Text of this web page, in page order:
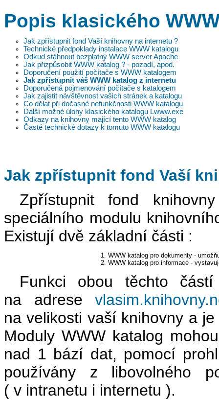
Popis klasického
Jak zpřístupnit fond Vaší knihovny na internetu ?
Technické předpoklady instalace WWW katalogu
Odkud stáhnout bezplatný WWW server Apache
Jak přizpůsobit WWW katalog ? - pozadí, apod.
Doporučení použití počítače s WWW katalogem
Jak zpřístupnit váš WWW katalog z internetu
Doporučená pojmenování počítače s katalogem
Jak zajistit návštěvnost vašich stránek a katalogu
Co dělat při dočasné nefunkčnosti WWW katalogu
Další možné úlohy klasického katalogu Lwww.exe
Odkazy na knihovny mající tento WWW katalog
Časté technické dotazy k tomuto WWW katalogu
Jak zpřístupnit fond Vaší
Zpřístupnit fond
speciálního modulu
Existují dvě základní části :
1. WWW katalog pro dokumenty -
2. WWW katalog pro informace -
Funkci obou těchto
na adrese
na velikosti vaší knihovny a
Moduly WWW katalog
nad 1 bází dat, pomocí
používány z libovolného
( v intranetu i internetu ).